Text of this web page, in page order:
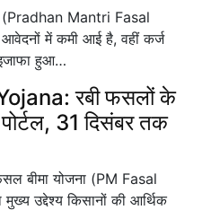
(Pradhan Mantri Fasal
में कमी आई है, वहीं कर्ज
हुआ…
रबी फसलों के
31 दिसंबर तक
बीमा योजना (PM Fasal
उद्देश्य किसानों की आर्थिक